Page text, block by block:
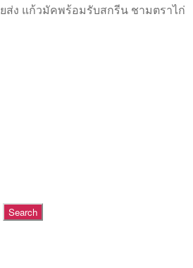
ส่ง แก้วมัคพร้อมรับสกรีน ชามตราไก่